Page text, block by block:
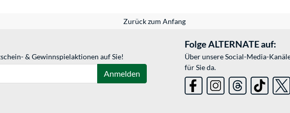
Zurück zum Anfang
& Gewinnspielaktionen auf Sie!
Anmelden
Folge ALTERNATE auf:
Über unsere Social-Media-
für Sie da.